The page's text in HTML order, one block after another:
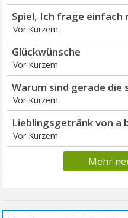
Spiel, Ich frage einfach
Vor Kurzem
Glückwünsche
Vor Kurzem
Warum sind gerade die
Vor Kurzem
Lieblingsgetränk von a
Vor Kurzem
Mehr